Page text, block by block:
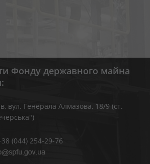
Фонду державного майна
вул. Генерала Алмазова, 18/9 (ст.
(044) 254-29-76